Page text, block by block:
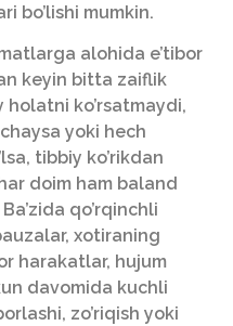
bo’lishi mumkin.
alohida e’tibor
keyin bitta zaiflik
ko’rsatmaydi,
yoki hech
tibbiy ko’rikdan
doim ham baland
qo’rqinchli
xotiraning
harakatlar, hujum
davomida kuchli
zo’riqish yoki